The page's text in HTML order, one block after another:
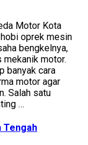
Motor Kota
hobi oprek mesin
bengkelnya,
motor.
banyak cara
motor agar
Salah satu
…
Tengah